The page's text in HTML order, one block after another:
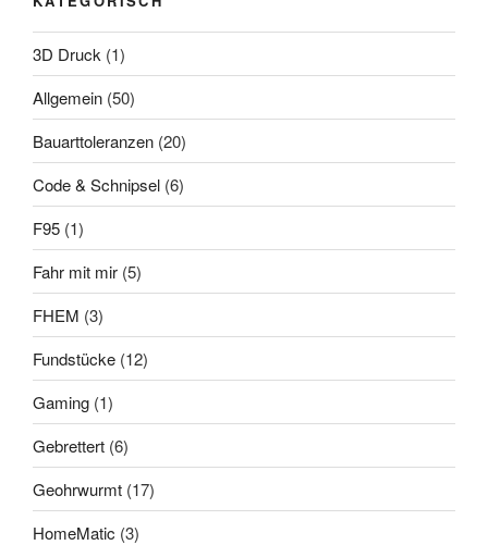
3D Druck (1)
Allgemein (50)
Bauarttoleranzen (20)
Code & Schnipsel (6)
F95 (1)
Fahr mit mir (5)
FHEM (3)
Fundstücke (12)
Gaming (1)
Gebrettert (6)
Geohrwurmt (17)
HomeMatic (3)